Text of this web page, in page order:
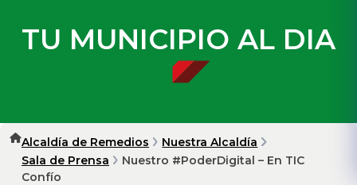
TU MUNICIPIO AL DIA
Alcaldía de Remedios
Nuestra Alcaldía
Sala de Prensa
Nuestro #PoderDigital – En TIC
Confío